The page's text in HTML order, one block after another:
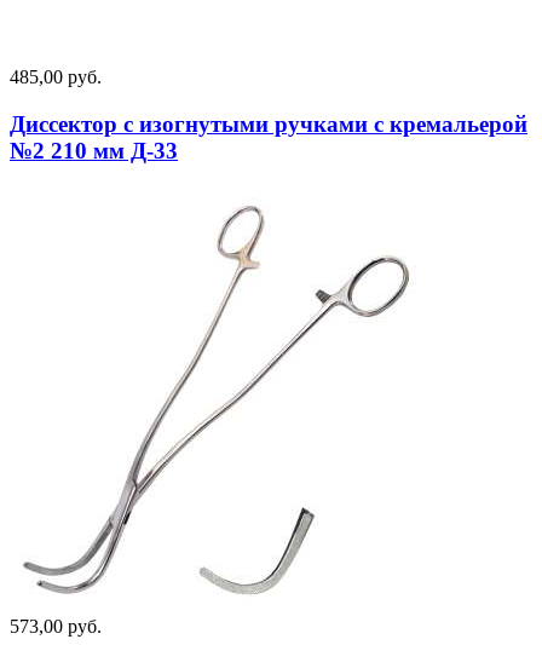
485,00 руб.
Диссектор с изогнутыми ручками с кремальерой
№2 210 мм Д-33
573,00 руб.